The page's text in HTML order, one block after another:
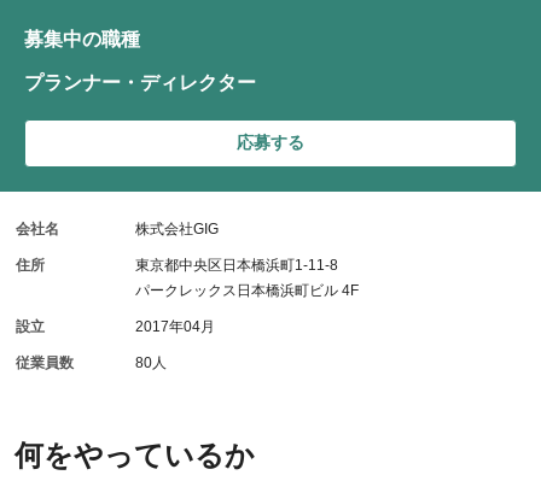
何をやっているか
募集中の職種
プランナー・ディレクター
応募する
会社名 株式会社GIG
住所
東京都中央区日本橋浜町1-11-8
パークレックス日本橋浜町ビル 4F
設立 2017年04月
従業員数 80人